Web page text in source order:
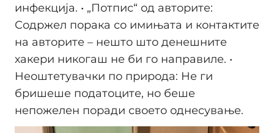
инфекција. • „Потпис“ од авторите:
Содржел порака со имињата и контактите
на авторите – нешто што денешните
хакери никогаш не би го направиле. •
Неоштетувачки по природа: Не ги
бришеше податоците, но беше
непожелен поради своето однесување.